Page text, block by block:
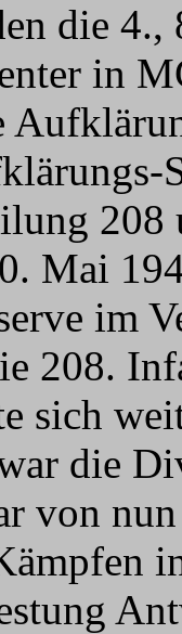
die
in
Mai
im
208.
sich
die
von